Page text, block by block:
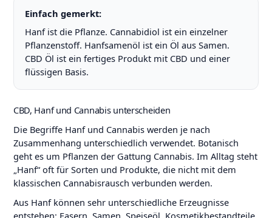
Einfach gemerkt:
Hanf ist die Pflanze. Cannabidiol ist ein einzelner
Pflanzenstoff. Hanfsamenöl ist ein Öl aus Samen.
CBD Öl ist ein fertiges Produkt mit CBD und einer
flüssigen Basis.
CBD, Hanf und Cannabis unterscheiden
Die Begriffe Hanf und Cannabis werden je nach
Zusammenhang unterschiedlich verwendet. Botanisch
geht es um Pflanzen der Gattung Cannabis. Im Alltag steht
„Hanf“ oft für Sorten und Produkte, die nicht mit dem
klassischen Cannabisrausch verbunden werden.
Aus Hanf können sehr unterschiedliche Erzeugnisse
entstehen: Fasern, Samen, Speiseöl, Kosmetikbestandteile,